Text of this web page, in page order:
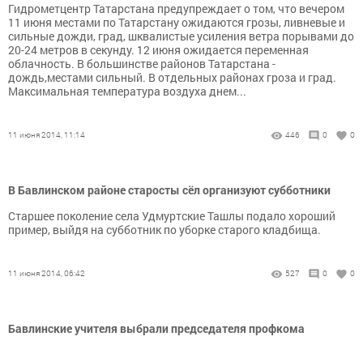
Гидрометцентр Татарстана предупреждает о том, что вечером
11 июня местами по Татарстану ожидаются грозы, ливневые и
сильные дожди, град, шквалистые усиления ветра порывами до
20-24 метров в секунду. 12 июня ожидается переменная
облачность. В большинстве районов Татарстана -
дождь,местами сильный. В отдельных районах гроза и град.
Максимальная температура воздуха днем...
11 июня 2014, 11:14 446 0 0
В Бавлинском районе старосты сёл организуют субботники
Старшее поколение села Удмуртские Ташлы подало хороший
пример, выйдя на субботник по уборке старого кладбища.
11 июня 2014, 06:42 527 0 0
Бавлинские учителя выбрали председателя профкома